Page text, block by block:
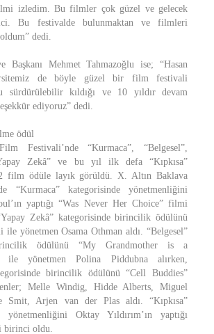
izledim. Bu filmler çok güzel ve gelecek
Bu festivalde bulunmaktan ve filmleri
dedi.
Başkanı Mehmet Tahmazoğlu ise; “Hasan
de böyle güzel bir film festivali
sürdürülebilir kıldığı ve 10 yıldır devam
ediyoruz” dedi.
ödül
Festivali’nde “Kurmaca”, “Belgesel”,
Zekâ” ve bu yıl ilk defa “Kıpkısa”
film ödüle layık görüldü. X. Altın Baklava
“Kurmaca” kategorisinde yönetmenliğini
yaptığı “Was Never Her Choice” filmi
Zekâ” kategorisinde birincilik ödülünü
yönetmen Osama Othman aldı. “Belgesel”
ödülünü “My Grandmother is a
yönetmen Polina Piddubna alırken,
birincilik ödülünü “Cell Buddies”
Melle Windig, Hidde Alberts, Miguel
Smit, Arjen van der Plas aldı. “Kıpkısa”
yönetmenliğini Oktay Yıldırım’ın yaptığı
birinci oldu.